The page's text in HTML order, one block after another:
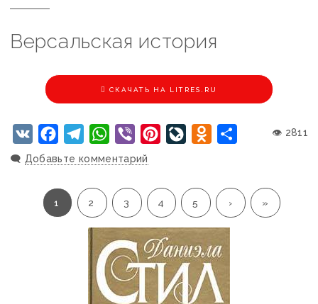
Версальская история
CКАЧАТЬ НА LITRES.RU
VK FacebookTelegramWhatsApp
Viber PinterestLiveJournalOdnoklassniki
Отправить
👁 2811
🗨️ Добавьте комментарий
1 2 3 4 5 › »